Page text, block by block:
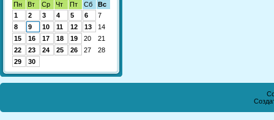
Пн
Вт Ср Чт Пт Сб
Вс
1
2 3 4 5 6
7
8
9 10 11 12 13
14
15
16 17 18 19 20
21
22
23 24 25 26 27
28
29
30